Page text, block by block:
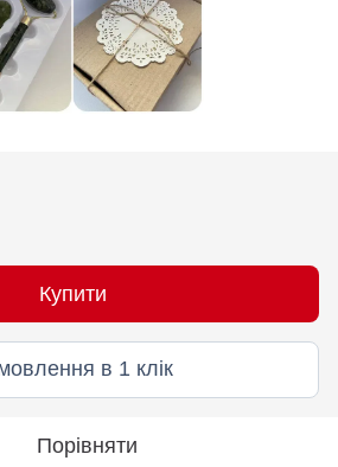
Купити
в 1 клік
Порівняти